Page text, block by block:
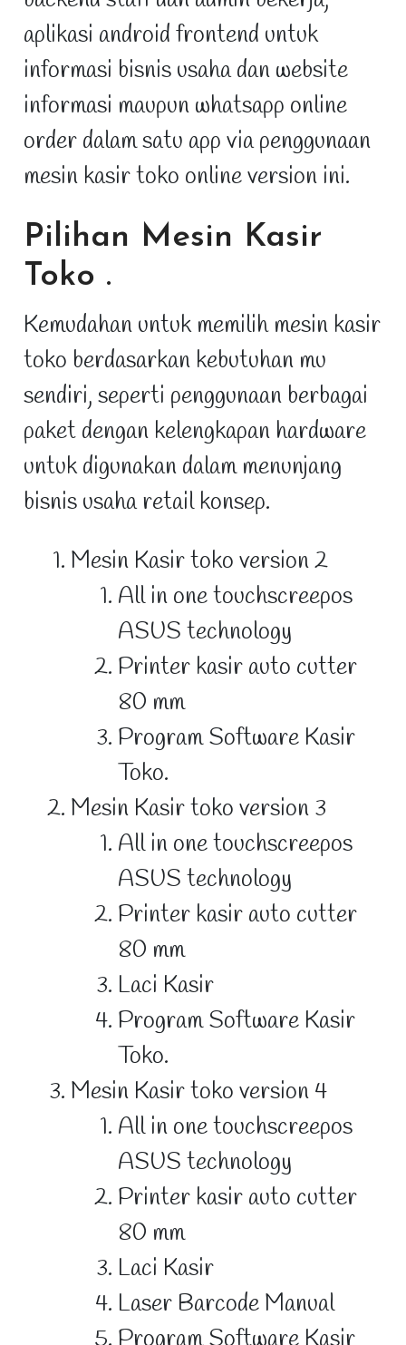
aplikasi android frontend untuk
informasi bisnis usaha dan website
informasi maupun whatsapp online
order dalam satu app via penggunaan
mesin kasir toko online version ini.
Pilihan Mesin Kasir
Toko .
Kemudahan untuk memilih mesin kasir
toko berdasarkan kebutuhan mu
sendiri, seperti penggunaan berbagai
paket dengan kelengkapan hardware
untuk digunakan dalam menunjang
bisnis usaha retail konsep.
Mesin Kasir toko version 2
All in one touchscreepos
ASUS technology
Printer kasir auto cutter
80 mm
Program Software Kasir
Toko.
Mesin Kasir toko version 3
All in one touchscreepos
ASUS technology
Printer kasir auto cutter
80 mm
Laci Kasir
Program Software Kasir
Toko.
Mesin Kasir toko version 4
All in one touchscreepos
ASUS technology
Printer kasir auto cutter
80 mm
Laci Kasir
Laser Barcode Manual